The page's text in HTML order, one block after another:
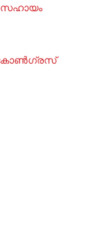
കോൺഗ്രസ്